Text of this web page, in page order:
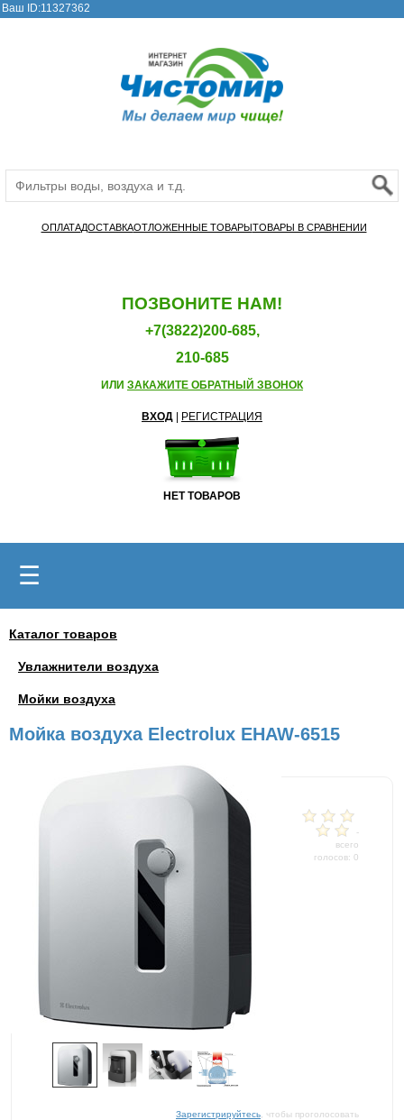
Ваш ID:11327362
ОПЛАТАДОСТАВКАОТЛОЖЕННЫЕ ТОВАРЫТОВАРЫ В СРАВНЕНИИ
ПОЗВОНИТЕ НАМ!
+7(3822)200-685,
210-685
ИЛИ ЗАКАЖИТЕ ОБРАТНЫЙ ЗВОНОК
ВХОД РЕГИСТРАЦИЯ
НЕТ ТОВАРОВ
☰
Каталог товаров
Увлажнители воздуха
Мойки воздуха
Мойка воздуха Electrolux EHAW-6515
-
всего
голосов: 0
Зарегистрируйтесь , чтобы проголосовать